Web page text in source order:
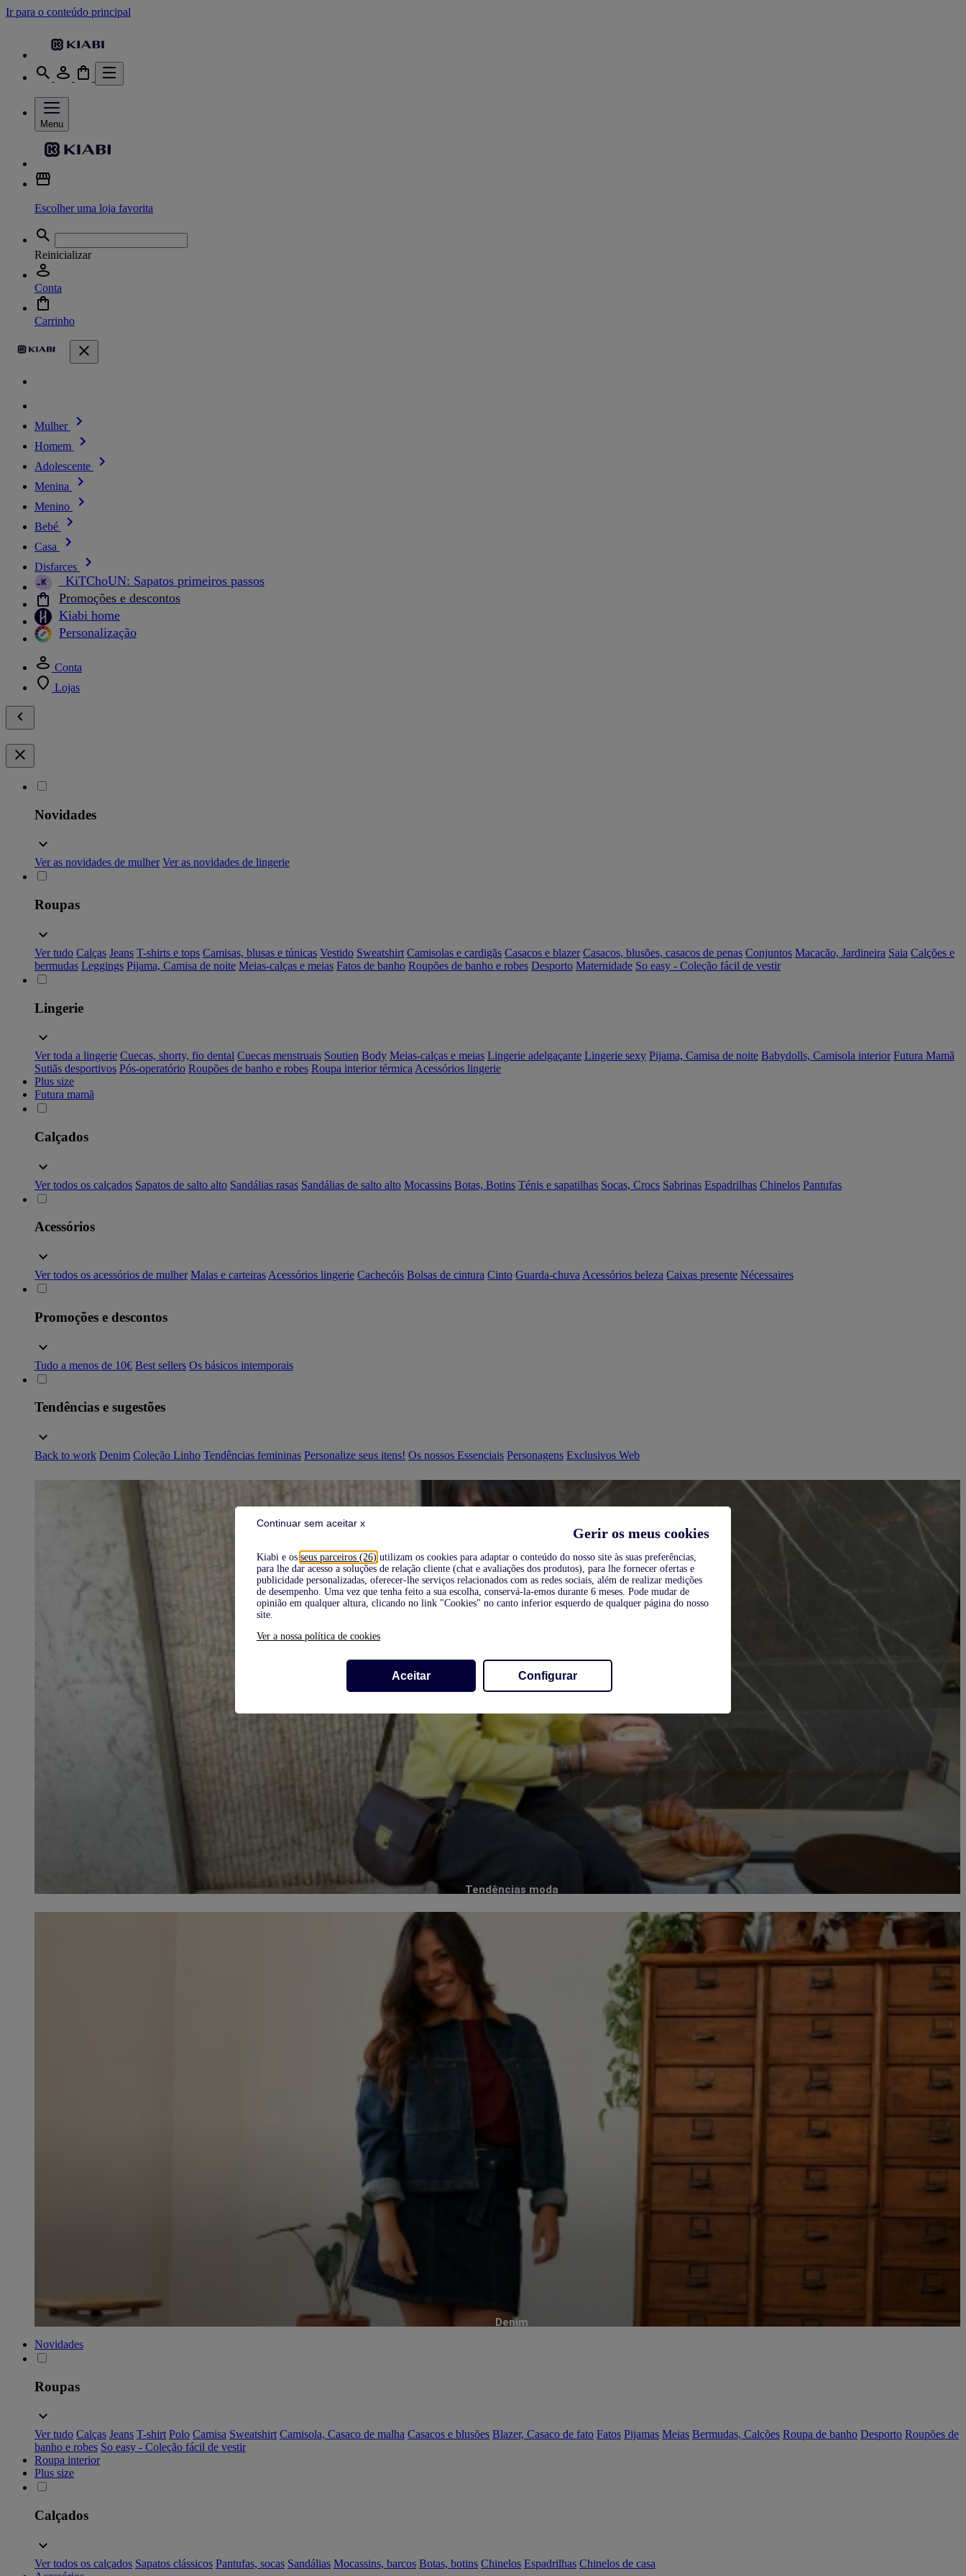
Gerir os meus cookies
Kiabi e os seus parceiros (26) utilizam os cookies para adaptar o conteúdo do nosso site às suas preferências,
para lhe dar acesso a soluções de relação cliente (chat e avaliações dos produtos), para lhe fornecer ofertas e
publicidade personalizadas, oferecer-lhe serviços relacionados com as redes sociais, além de realizar medições
de desempenho. Uma vez que tenha feito a sua escolha, conservá-la-emos durante 6 meses. Pode mudar de
opinião em qualquer altura, clicando no link "Cookies" no canto inferior esquerdo de qualquer página do nosso
site.
Ver a nossa política de cookies
Aceitar Configurar
Continuar sem aceitar x
Ir para o conteúdo principal
Menu
Escolher uma loja favorita
Reinicializar
Conta
Carrinho
Mulher
Homem
Adolescente
Menina
Menino
Bebé
Casa
Disfarces
_KiTChoUN: Sapatos primeiros passos
Promoções e descontos
Kiabi home
Personalização
Conta
Lojas
Novidades
Ver as novidades de mulher Ver as novidades de lingerie
Roupas
Ver tudo Calças Jeans T-shirts e tops Camisas, blusas e túnicas Vestido Sweatshirt Camisolas e cardigãs Casacos e blazer Casacos, blusões, casacos de penas Conjuntos Macacão, Jardineira Saia Calções e
bermudas Leggings Pijama, Camisa de noite Meias-calças e meias Fatos de banho Roupões de banho e robes Desporto Maternidade So easy - Coleção fácil de vestir
Lingerie
Ver toda a lingerie Cuecas, shorty, fio dental Cuecas menstruais Soutien Body Meias-calças e meias Lingerie adelgaçante Lingerie sexy Pijama, Camisa de noite Babydolls, Camisola interior Futura Mamã
Sutiãs desportivos Pós-operatório Roupões de banho e robes Roupa interior térmica Acessórios lingerie
Plus size
Futura mamã
Calçados
Ver todos os calçados Sapatos de salto alto Sandálias rasas Sandálias de salto alto Mocassins Botas, Botins Ténis e sapatilhas Socas, Crocs Sabrinas Espadrilhas Chinelos Pantufas
Acessórios
Ver todos os acessórios de mulher Malas e carteiras Acessórios lingerie Cachecóis Bolsas de cintura Cinto Guarda-chuva Acessórios beleza Caixas presente Nécessaires
Promoções e descontos
Tudo a menos de 10€ Best sellers Os básicos intemporais
Tendências e sugestões
Back to work Denim Coleção Linho Tendências femininas Personalize seus itens! Os nossos Essenciais Personagens Exclusivos Web
Tendências moda
Denim
Novidades
Roupas
Ver tudo Calças Jeans T-shirt Polo Camisa Sweatshirt Camisola, Casaco de malha Casacos e blusões Blazer, Casaco de fato Fatos Pijamas Meias Bermudas, Calções Roupa de banho Desporto Roupões de
banho e robes So easy - Coleção fácil de vestir
Roupa interior
Plus size
Calçados
Ver todos os calçados Sapatos clássicos Pantufas, socas Sandálias Mocassins, barcos Botas, botins Chinelos Espadrilhas Chinelos de casa